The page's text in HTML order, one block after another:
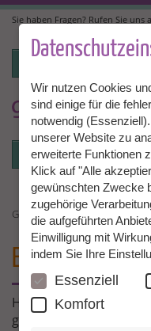
Direkt
zum
Inhalt
Sie haben Fragen? Rufen Sie uns
Login
GRANNY AU PAIR
ERFAHRUNGEN
Hier erzählen unsere
ganz persönlichen
Wir nutzen Cookies
sind einige für die
notwendig
unserer Website zu
erweiterte Funktionen
Klick auf "Alle
gewünschten Zwecke
zugehörige
die aufgeführten
Einwilligung mit
indem Sie Ihre
Essenziell
Komfort